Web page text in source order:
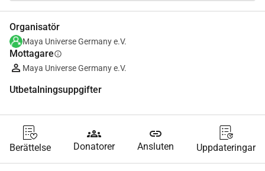
Organisatör
Maya Universe Germany e.V.
Mottagareinfo
Maya Universe Germany e.V.
Utbetalningsuppgifter
Berättelse
groups
Donatorer
link
Ansluten Uppdateringar